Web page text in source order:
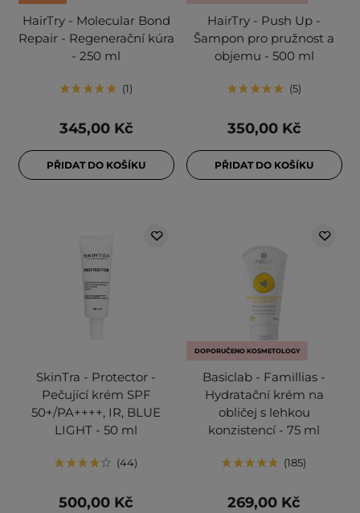
HairTry - Molecular Bond
Repair - Regenerační kúra
- 250 ml
1
345,00 Kč
PŘIDAT DO KOŠÍKU
HairTry - Push Up -
Šampon pro pružnost a
objemu - 500 ml
5
350,00 Kč
PŘIDAT DO KOŠÍKU
SkinTra - Protector -
Pečující krém SPF
50+/PA++++, IR, BLUE
LIGHT - 50 ml
44
500,00 Kč
DOPORUČENO KOSMETOLOGY
Basiclab - Famillias -
Hydratační krém na
obličej s lehkou
konzistencí - 75 ml
185
269,00 Kč